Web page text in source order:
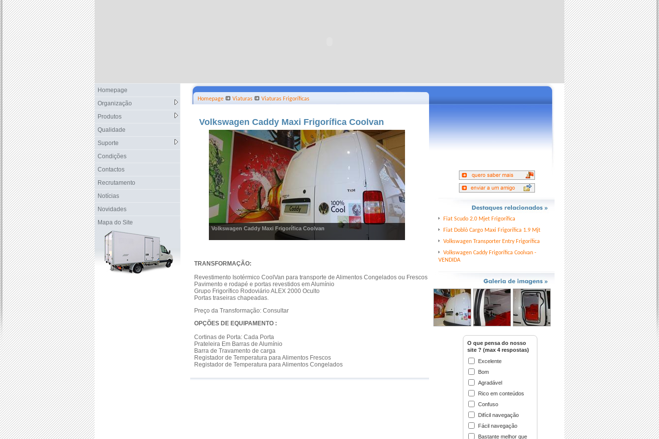
Homepage
Organização
Produtos
Qualidade
Suporte
Condições
Contactos
Recrutamento
Notícias
Novidades
Mapa do Site
Homepage Viaturas Viaturas Frigoríficas
Volkswagen Caddy Maxi Frigorífica Coolvan
Volkswagen Caddy Maxi Frigorífica Coolvan
TRANSFORMAÇÃO:
Revestimento Isotérmico CoolVan para transporte de Alimentos Congelados ou Frescos
Pavimento e rodapé e portas revestidos em Alumínio
Grupo Frigorífico Rodoviário ALEX 2000 Oculto
Portas traseiras chapeadas.
Preço da Transformação: Consultar
OPÇÕES DE EQUIPAMENTO :
Cortinas de Porta: Cada Porta
Prateleira Em Barras de Alumínio
Barra de Travamento de carga
Registador de Temperatura para Alimentos Frescos
Registador de Temperatura para Alimentos Congelados
Fiat Scudo 2.0 Mjet Frigorífica
Fiat Doblò Cargo Maxi Frigorífica 1.9 Mjt
Volkswagen Transporter Entry Frigorífica
Volkswagen Caddy Frigorífica Coolvan -
VENDIDA
O que pensa do nosso
site ? (max 4 respostas)
Excelente
Bom
Agradável
Rico em conteúdos
Confuso
Difícil navegação
Fácil navegação
Bastante melhor que